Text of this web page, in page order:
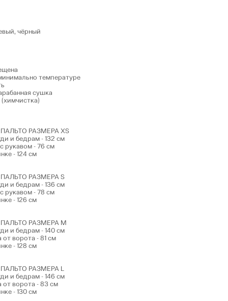
чёрный
температуре
сушка
РАЗМЕРА XS
и бедрам - 132 см
рукавом - 76 см
- 124 см
РАЗМЕРА S
и бедрам - 136 см
рукавом - 78 см
- 126 см
РАЗМЕРА М
и бедрам - 140 см
ворота - 81 см
- 128 см
РАЗМЕРА L
и бедрам - 146 см
от ворота - 83 см
- 130 см